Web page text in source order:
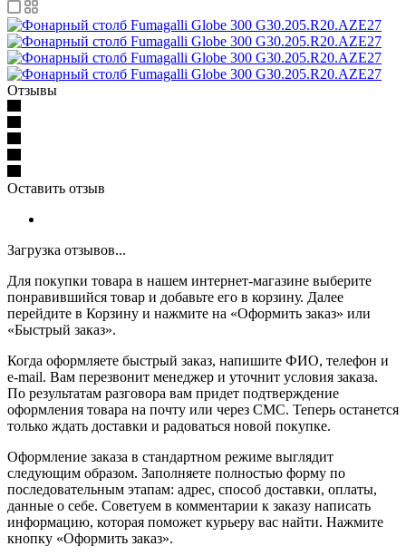
Отзывы
Оставить отзыв
Загрузка отзывов...
Для покупки товара в нашем интернет-магазине выберите
понравившийся товар и добавьте его в корзину. Далее
перейдите в Корзину и нажмите на «Оформить заказ» или
«Быстрый заказ».
Когда оформляете быстрый заказ, напишите ФИО, телефон и
e-mail. Вам перезвонит менеджер и уточнит условия заказа.
По результатам разговора вам придет подтверждение
оформления товара на почту или через СМС. Теперь останется
только ждать доставки и радоваться новой покупке.
Оформление заказа в стандартном режиме выглядит
следующим образом. Заполняете полностью форму по
последовательным этапам: адрес, способ доставки, оплаты,
данные о себе. Советуем в комментарии к заказу написать
информацию, которая поможет курьеру вас найти. Нажмите
кнопку «Оформить заказ».